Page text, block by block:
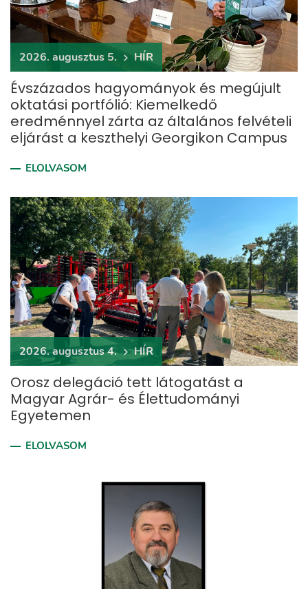
2026. augusztus 5. HÍR
Évszázados hagyományok és megújult
oktatási portfólió: Kiemelkedő
eredménnyel zárta az általános felvételi
eljárást a keszthelyi Georgikon Campus
ELOLVASOM
2026. augusztus 4. HÍR
Orosz delegáció tett látogatást a
Magyar Agrár- és Élettudományi
Egyetemen
ELOLVASOM